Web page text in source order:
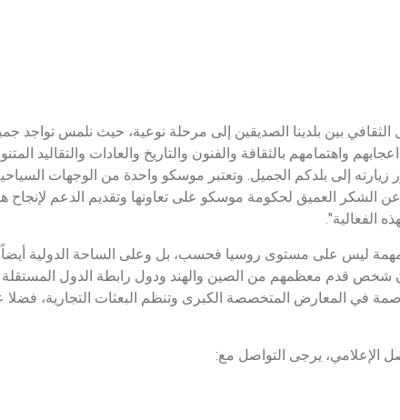
الثقافي بين بلدينا الصديقين إلى مرحلة نوعية، حيث نلمس تواجد
واهتمامهم بالثقافة والفنون والتاريخ والعادات والتقاليد
إلى بلدكم الجميل. وتعتبر موسكو واحدة من الوجهات السياحية
عن الشكر العميق لحكومة موسكو على تعاونها وتقديم الدعم لإنجاح
الفعالية".
ليس على مستوى روسيا فحسب، بل وعلى الساحة الدولية أيضاً.
2023 نحو 2.3 مليون شخص قدم معظمهم من الصين والهند ودول رابطة الدول
في المعارض المتخصصة الكبرى وتنظم البعثات التجارية، فضلا
الإعلامي، يرجى التواصل مع: